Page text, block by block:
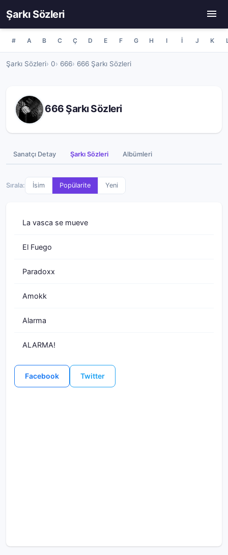
Şarkı Sözleri
# A B C Ç D E F G H I İ J K
Şarkı Sözleri 0 666 666 Şarkı Sözleri
666 Şarkı Sözleri
Sanatçı Detay Şarkı Sözleri Albümleri
Sırala: İsim Popülarite Yeni
La vasca se mueve
El Fuego
Paradoxx
Amokk
Alarma
ALARMA!
Facebook Twitter